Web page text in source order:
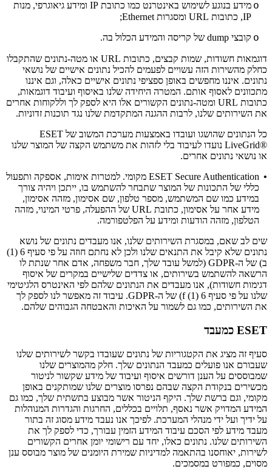
o
מידע בנוגע לשימוש באינטרנט כמו כתובת IP ומידע גיאוגרפי, מנות
IP, כתובות URL ומסגרות Ethernet;
o קובצי dump של קריסה והמידע הכלול בה.
דוגמאות חשודות, שמות קבצים, כתובות URL או מטה-נתונים שהתקבלו
כחלק מהשירות הזה עשויים לפעמים להכיל נתונים אישיים של נושאי
נתונים. איננו מחפשים באופן ספציפי נתונים אישיים כאלה, וגם איננו
מתכוונים לאסוף אותם. המטרה היחידה שלנו באיסוף ועיבוד דוגמאות,
כתובות URL ומטה-נתונים הקשורים אלו היא לספק לך וללקוחות אחרים
את השירותים שלנו, לרבות ההגנה המתקדמת שלנו נגד תוכנות זדוניות.
כל הנתונים שהושגו ועובדו באמצעות מערכת המשוב של ESET
LiveGrid®‎ נועדו לעיבוד בלי לזהות את משתמש הקצה של המוצר שלנו
או נושאי נתונים אחרים.
• ESET Secure Authentication מקומי.
למטרות אימות, אספקה ותפעול
כללי של התכונות של המוצר שתבחר להשתמש בו, ייתכן ויהיה צורך
במידע כמו שם המשתמש, מספר טלפון, שם אסימון, מזהה אסימון,
מידע אחר על אסימון, כתובת URL של ההפעלה, פרטי המינוי, מזהה
הטלפון, מזהה הודעות ומידע על הפלטפורמה.
שים לב שאם, במסגרת השירותים שלנו, אנו מעבדים נתונים של נושא
נתונים שלא קיבל את התנאים שלנו ולכן לא נחתם חוזה על פי סעיף 6 (1)
ב) של ה-GDPR (למשל עובד שלך, חבר משפחה, אדם אחר שנתת לו
הרשאה להשתמש בשירותים, או צדדים שלישיים במקרים של איסוף
דגימות חשודות), אנו מעבדים את הנתונים שלהם לפי האינטרס הלגיטימי
שלנו על פי סעיף 6 (1) f) של ה-GDPR. עיבוד זה מאפשר לנו לספק לך
את השירותים, כמו גם לשמור על האיכות והאבטחה הגבוהים שלהם.
ESET כמעבד
סעיף זה מציג את הקטגוריות של נתונים שעובדו בקשר לשירותים שלנו
שעבורם אנו פועלים כמעבד הנתונים שלך. חלק מהמוצרים שלנו
שמבוססים על הענן דורשים איסוף ועיבוד של מידע שקשור לניטור
מכשירים בנקודת הקצה שבהם נפרסו מוצרים שלנו שמותקנים באופן
מקומי, וגם ברשת שלך. היקף הניטור אשר מבוצע בתשתית שלך, כמו גם
המידע המדויק אשר נאסף, תלויים בכללים, החרגות והגדרות המנוהלות
על ידיך ועל ידי מנהלי המערכת. לפיכך אנו נעבד מידע מסוג זה בתור
מעבד מידע לפי הסכם עיבוד המידע הזמין עבורך, כדי לספק לך את
השירותים שלנו. נתונים כאלו, יחד עם רישומי יומן אחרים הקשורים
לשירות, יאוחסנו בהתאמה למדיניות שמירת היומנים של מוצר מבוסס ענן
מסוים, כמפורט במסמכים.